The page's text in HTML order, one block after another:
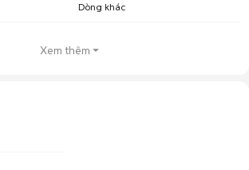
Dòng khác
Xem thêm